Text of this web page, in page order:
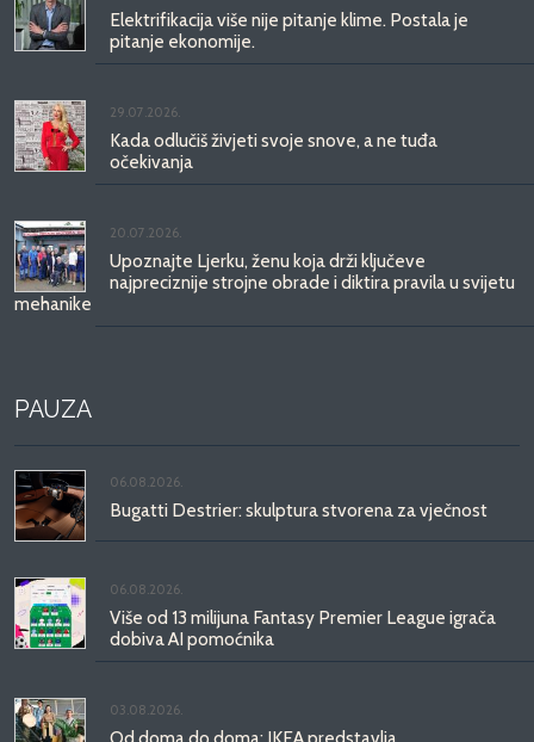
Elektrifikacija više nije pitanje klime. Postala je
pitanje ekonomije.
29.07.2026.
Kada odlučiš živjeti svoje snove, a ne tuđa
očekivanja
20.07.2026.
Upoznajte Ljerku, ženu koja drži ključeve
najpreciznije strojne obrade i diktira pravila u svijetu
mehanike
PAUZA
06.08.2026.
Bugatti Destrier: skulptura stvorena za vječnost
06.08.2026.
Više od 13 milijuna Fantasy Premier League igrača
dobiva AI pomoćnika
03.08.2026.